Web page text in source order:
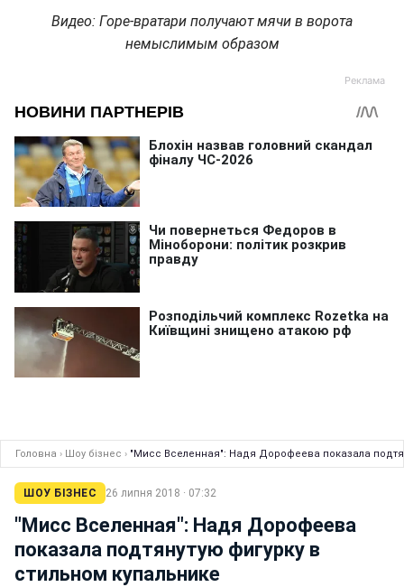
Видео: Горе-вратари получают мячи в ворота
немыслимым образом
Головна › Шоу бізнес › "Мисс Вселенная": Надя Дорофеева показала
ШОУ БІЗНЕС 26 липня 2018 · 07:32
"Мисс Вселенная": Надя Дорофеева
показала подтянутую фигурку в
стильном купальнике